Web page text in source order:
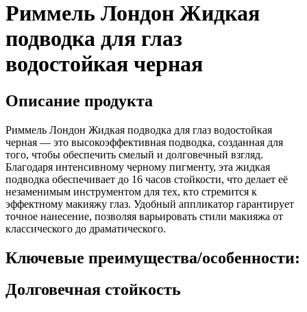
Риммель Лондон Жидкая
подводка для глаз
водостойкая черная
Описание продукта
Риммель Лондон Жидкая подводка для глаз водостойкая
черная — это высокоэффективная подводка, созданная для
того, чтобы обеспечить смелый и долговечный взгляд.
Благодаря интенсивному черному пигменту, эта жидкая
подводка обеспечивает до 16 часов стойкости, что делает её
незаменимым инструментом для тех, кто стремится к
эффектному макияжу глаз. Удобный аппликатор гарантирует
точное нанесение, позволяя варьировать стили макияжа от
классического до драматического.
Ключевые преимущества/особенности:
Долговечная стойкость